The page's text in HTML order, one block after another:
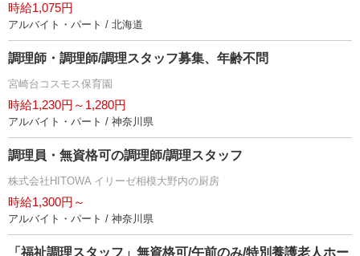
時給1,075円
アルバイト・パート / 北海道
調理師・調理師/調理スタッフ募集、年齢不問
宮崎台コスモス保育園
時給1,230円～1,280円
アルバイト・パート / 神奈川県
調理員・無資格可の調理師/調理スタッフ
株式会社HITOWA イリーゼ相模大野内の厨房
時給1,300円～
アルバイト・パート / 神奈川県
「福祉調理スタッフ」無資格可/午前のみ/特別養護老人ホー